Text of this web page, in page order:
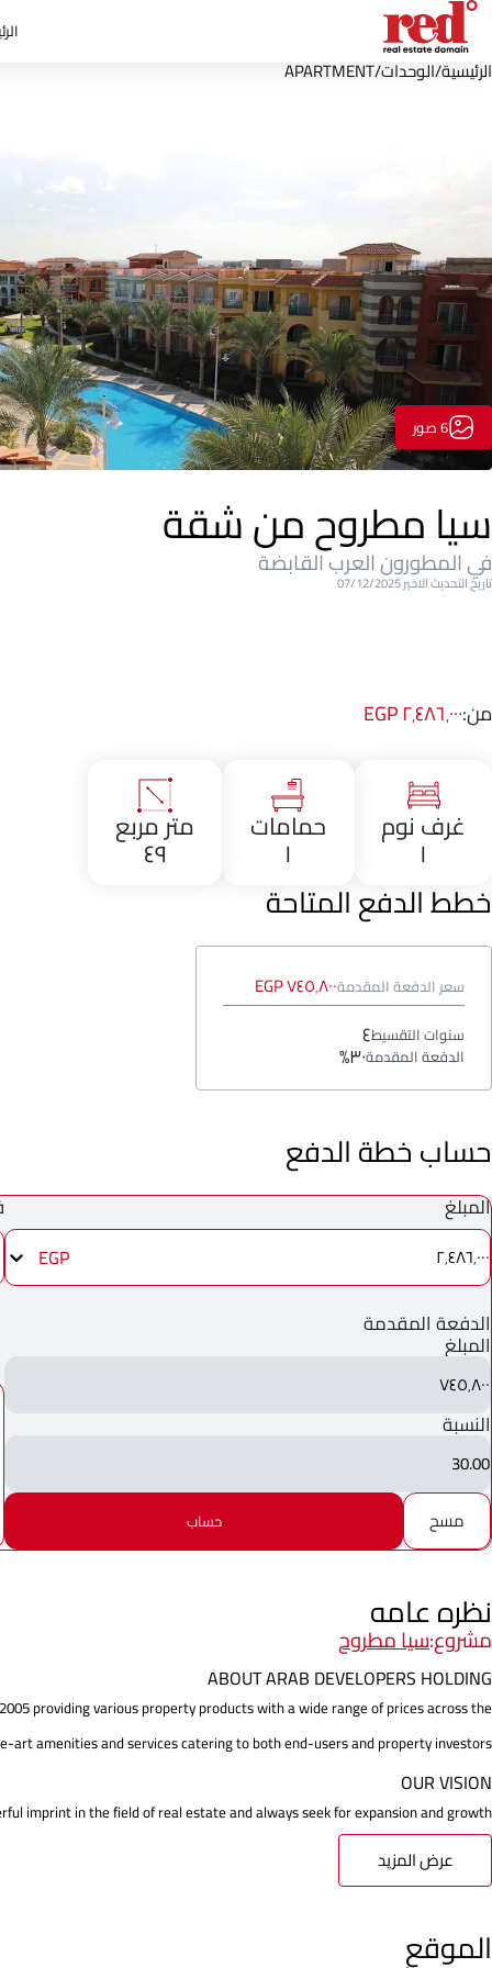
الرئيسية/الوحدات/
APARTMENT
6 صور
سيا مطروح من شقة
في المطورون العرب القابضة
تاريخ التحديث الاخير 07/12/2025
من:٢٬٤٨٦٬٠٠٠ EGP
غرف نوم
١
حمامات
١
متر مربع
٤٩
خطط الدفع المتاحة
سعر الدفعة المقدمة٧٤٥٬٨٠٠ EGP
سنوات التقسيط٤
الدفعة المقدمة٣٠%
حساب خطة الدفع
المبلغ
٢٬٤٨٦٬٠٠٠ EGP
الدفعة المقدمة
المبلغ
٧٤٥٬٨٠٠
النسبة
30.00
مسح
حساب
نظره عامه
مشروع:سيا مطروح
ABOUT ARAB DEVELOPERS HOLDING
providing various property products with a wide range of prices across the
amenities and services catering to both end-users and property investors.
OUR VISION
imprint in the field of real estate and always seek for expansion and growth ...
عرض المزيد
الموقع